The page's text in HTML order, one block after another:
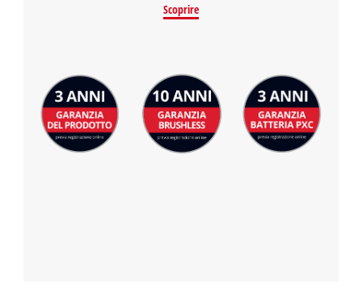
Scoprire